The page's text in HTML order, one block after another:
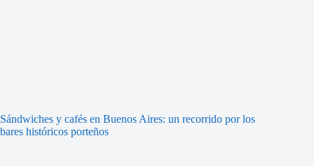
Sándwiches y cafés en Buenos Aires: un recorrido por los
bares históricos porteños